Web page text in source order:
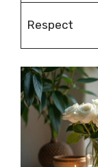
Respect